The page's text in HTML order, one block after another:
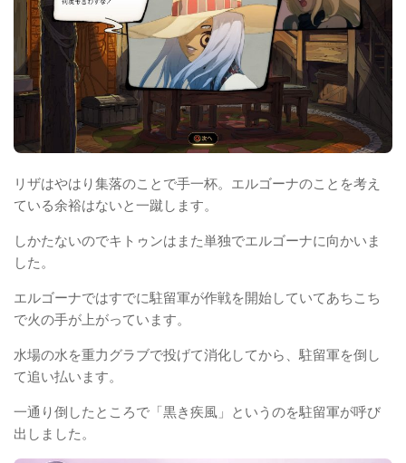
リザはやはり集落のことで手一杯。エルゴーナのことを考え
ている余裕はないと一蹴します。
しかたないのでキトゥンはまた単独でエルゴーナに向かいま
した。
エルゴーナではすでに駐留軍が作戦を開始していてあちこち
で火の手が上がっています。
水場の水を重力グラブで投げて消化してから、駐留軍を倒し
て追い払います。
一通り倒したところで「黒き疾風」というのを駐留軍が呼び
出しました。